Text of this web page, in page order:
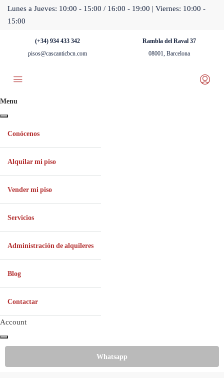
Lunes a Jueves: 10:00 - 15:00 / 16:00 - 19:00 | Viernes: 10:00 -
15:00
(+34) 934 433 342
pisos@cascanticbcn.com
Rambla del Raval 37
08001, Barcelona
Menu
Conócenos
Alquilar mi piso
Vender mi piso
Servicios
Administración de alquileres
Blog
Contactar
Account
Whatsapp